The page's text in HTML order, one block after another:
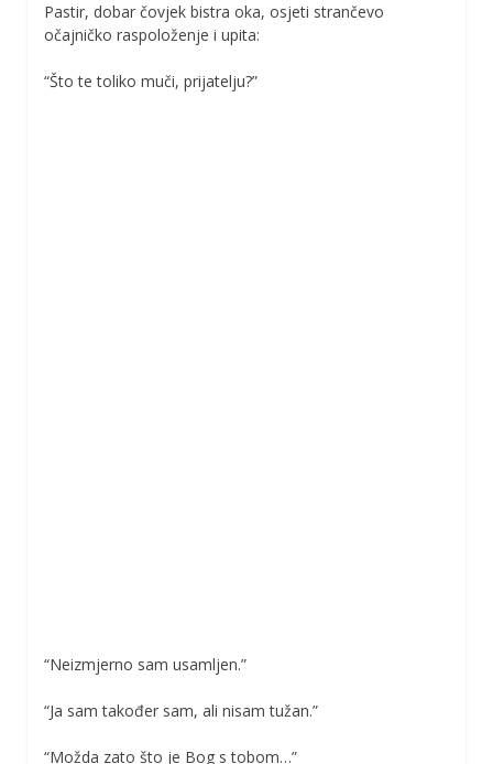
Pastir, dobar čovjek bistra oka, osjeti strančevo
očajničko raspoloženje i upita:
“Što te toliko muči, prijatelju?”
“Neizmjerno sam usamljen.”
“Ja sam također sam, ali nisam tužan.”
“Možda zato što je Bog s tobom…”